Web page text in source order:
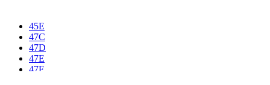
45E
47C
47D
47E
47F